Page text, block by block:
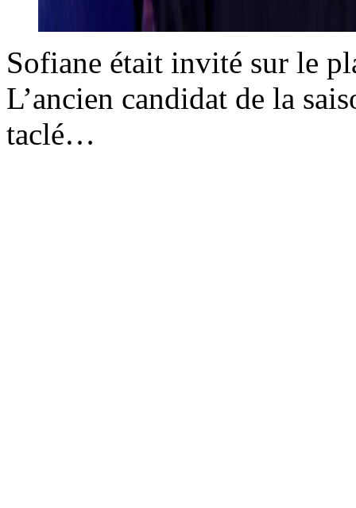
Sofiane était invité sur le
L’ancien candidat de la
taclé…